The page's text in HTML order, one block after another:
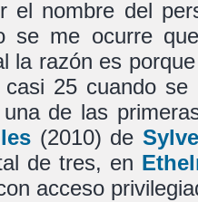
el nombre del
se me ocurre
la razón es
25 cuando se
de las
(2010) de
de tres, en
acceso